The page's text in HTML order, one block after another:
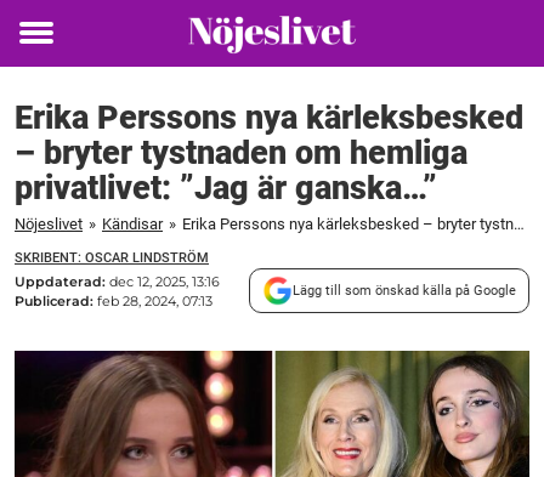
Toggle
Erika Perssons nya kärleksbesked
– bryter tystnaden om hemliga
privatlivet: ”Jag är ganska…”
Nöjeslivet » Kändisar » Erika Perssons nya kärleksbesked – bryter tystnaden om hemliga privatlivet: "Jag är ganska..."
SKRIBENT: OSCAR LINDSTRÖM
Uppdaterad: dec 12, 2025, 13:16
Publicerad: feb 28, 2024, 07:13
Lägg till som önskad källa på Google